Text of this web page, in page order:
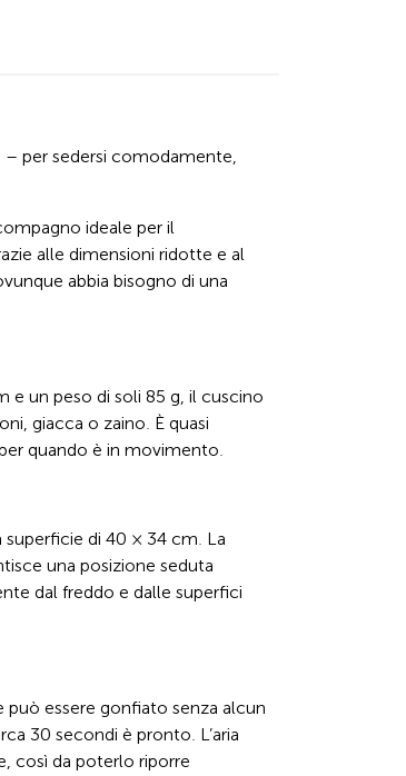
per sedersi comodamente,
ideale per il
alle dimensioni ridotte e al
abbia bisogno di una
e un peso di soli 85 g, il cuscino
giacca o zaino. È quasi
quando è in movimento.
di 40 × 34 cm. La
una posizione seduta
dal freddo e dalle superfici
essere gonfiato senza alcun
30 secondi è pronto. L’aria
così da poterlo riporre